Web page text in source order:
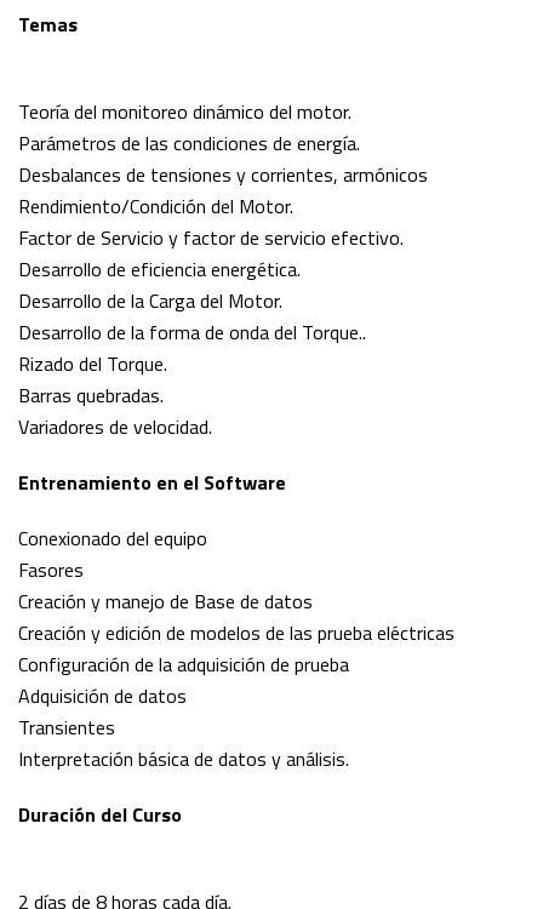
Temas
Teoría del monitoreo dinámico del motor.
Parámetros de las condiciones de energía.
Desbalances de tensiones y corrientes, armónicos
Rendimiento/Condición del Motor.
Factor de Servicio y factor de servicio efectivo.
Desarrollo de eficiencia energética.
Desarrollo de la Carga del Motor.
Desarrollo de la forma de onda del Torque..
Rizado del Torque.
Barras quebradas.
Variadores de velocidad.
Entrenamiento en el Software
Conexionado del equipo
Fasores
Creación y manejo de Base de datos
Creación y edición de modelos de las prueba eléctricas
Configuración de la adquisición de prueba
Adquisición de datos
Transientes
Interpretación básica de datos y análisis.
Duración del Curso
2 días de 8 horas cada día.